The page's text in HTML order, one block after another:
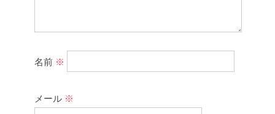
名前 ※
メール ※